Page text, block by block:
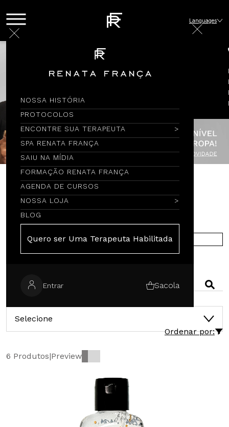
NOSSA HISTÓRIA
PROTOCOLOS
ENCONTRE SUA TERAPEUTA
SPA RENATA FRANÇA
SAIU NA MÍDIA
FORMAÇÃO RENATA FRANÇA
AGENDA DE CURSOS
NOSSA LOJA
BLOG
Quero ser Uma Terapeuta Habilitada
Entrar Sacola
Languages
Encontre por Nome
COMPRE NA EUROPA
Selecione
Ordenar por:
6 Produtos|Preview